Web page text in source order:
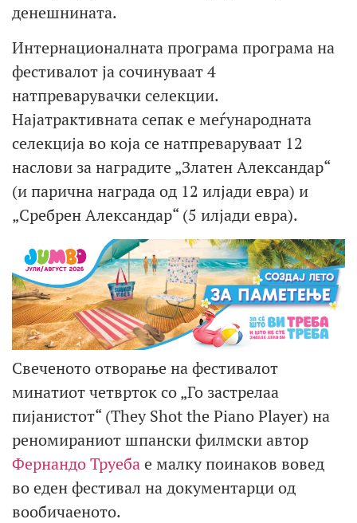
денешнината.
Интернационалната програма програма на
фестивалот ја сочинуваат 4
натпреварувачки селекции.
Најатрактивната сепак е меѓународната
селекција во која се натпреваруваат 12
наслови за наградите „Златен Александар“
(и парична награда од 12 илјади евра) и
„Сребрен Александар“ (5 илјади евра).
Свеченото отворање на фестивалот
минатиот четврток со „Го застрелаа
пијанистот“ (They Shot the Piano Player) на
реномираниот шпански филмски автор
Фернандо Труебае малку поинаков вовед
во еден фестивал на документарци од
вообичаеното.